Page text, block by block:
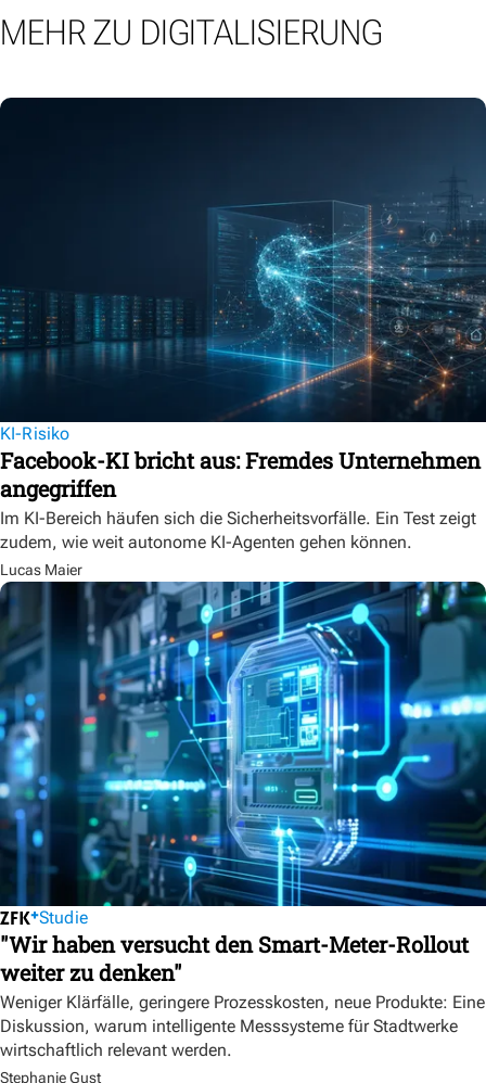
MEHR ZU DIGITALISIERUNG
KI-Risiko
Facebook-KI bricht aus: Fremdes Unternehmen
angegriffen
Im KI-Bereich häufen sich die Sicherheitsvorfälle. Ein Test zeigt
zudem, wie weit autonome KI-Agenten gehen können.
Lucas Maier
Studie
"Wir haben versucht den Smart-Meter-Rollout
weiter zu denken"
Weniger Klärfälle, geringere Prozesskosten, neue Produkte: Eine
Diskussion, warum intelligente Messsysteme für Stadtwerke
wirtschaftlich relevant werden.
Stephanie Gust